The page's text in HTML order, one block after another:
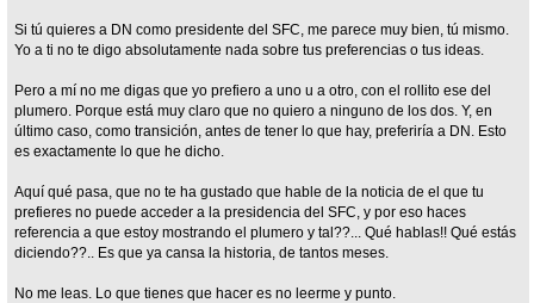
Si tú quieres a DN como presidente del SFC, me parece muy bien, tú mismo.
Yo a ti no te digo absolutamente nada sobre tus preferencias o tus ideas.
Pero a mí no me digas que yo prefiero a uno u a otro, con el rollito ese del
plumero. Porque está muy claro que no quiero a ninguno de los dos. Y, en
último caso, como transición, antes de tener lo que hay, preferiría a DN. Esto
es exactamente lo que he dicho.
Aquí qué pasa, que no te ha gustado que hable de la noticia de el que tu
prefieres no puede acceder a la presidencia del SFC, y por eso haces
referencia a que estoy mostrando el plumero y tal??... Qué hablas!! Qué estás
diciendo??.. Es que ya cansa la historia, de tantos meses.
No me leas. Lo que tienes que hacer es no leerme y punto.